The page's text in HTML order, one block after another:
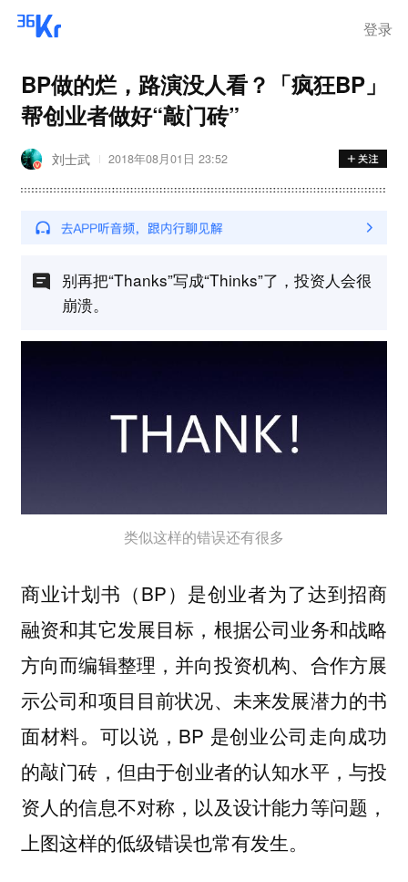
登录
BP做的烂，路演没人看？「疯狂BP」
帮创业者做好“敲门砖”
刘士武 2018年08月01日 23:52
别再把“Thanks”写成“Thinks”了，投资人会很
崩溃。
类似这样的错误还有很多
商业计划书（BP）是创业者为了达到招商
融资和其它发展目标，根据公司业务和战略
方向而编辑整理，并向投资机构、合作方展
示公司和项目目前状况、未来发展潜力的书
面材料。可以说，BP 是创业公司走向成功
的敲门砖，但由于创业者的认知水平，与投
资人的信息不对称，以及设计能力等问题，
上图这样的低级错误也常有发生。